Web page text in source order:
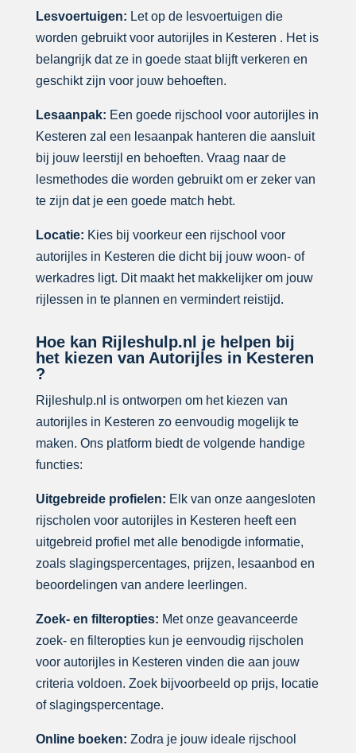
Lesvoertuigen: Let op de lesvoertuigen die
worden gebruikt voor autorijles in Kesteren . Het is
belangrijk dat ze in goede staat blijft verkeren en
geschikt zijn voor jouw behoeften.
Lesaanpak: Een goede rijschool voor autorijles in
Kesteren zal een lesaanpak hanteren die aansluit
bij jouw leerstijl en behoeften. Vraag naar de
lesmethodes die worden gebruikt om er zeker van
te zijn dat je een goede match hebt.
Locatie: Kies bij voorkeur een rijschool voor
autorijles in Kesteren die dicht bij jouw woon- of
werkadres ligt. Dit maakt het makkelijker om jouw
rijlessen in te plannen en vermindert reistijd.
Hoe kan Rijleshulp.nl je helpen bij
het kiezen van Autorijles in Kesteren
?
Rijleshulp.nl is ontworpen om het kiezen van
autorijles in Kesteren zo eenvoudig mogelijk te
maken. Ons platform biedt de volgende handige
functies:
Uitgebreide profielen: Elk van onze aangesloten
rijscholen voor autorijles in Kesteren heeft een
uitgebreid profiel met alle benodigde informatie,
zoals slagingspercentages, prijzen, lesaanbod en
beoordelingen van andere leerlingen.
Zoek- en filteropties: Met onze geavanceerde
zoek- en filteropties kun je eenvoudig rijscholen
voor autorijles in Kesteren vinden die aan jouw
criteria voldoen. Zoek bijvoorbeeld op prijs, locatie
of slagingspercentage.
Online boeken: Zodra je jouw ideale rijschool